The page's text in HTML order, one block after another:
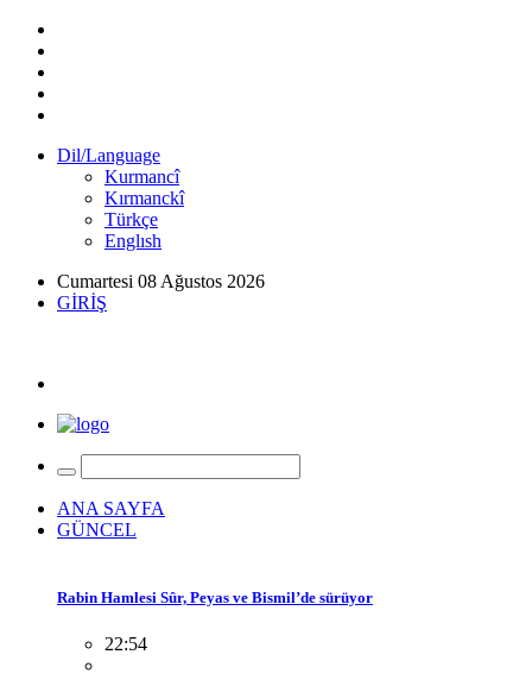
Dil/Language
Kurmancî
Kırmanckî
Türkçe
Englısh
Cumartesi 08 Ağustos 2026
GİRİŞ
ANA SAYFA
GÜNCEL
Rabin Hamlesi Sûr, Peyas ve Bismil’de sürüyor
22:54